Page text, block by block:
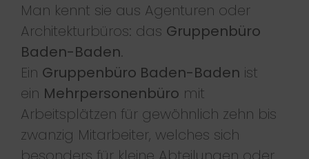
Man kennt sie aus Agenturen oder
Architekturbüros: das Gruppenbüro
Baden-Baden.
Ein Gruppenbüro Baden-Baden ist
ein Mehrpersonenbüro mit
Arbeitsplätzen für gewöhnlich zehn bis
zwanzig Mitarbeiter, welches sich